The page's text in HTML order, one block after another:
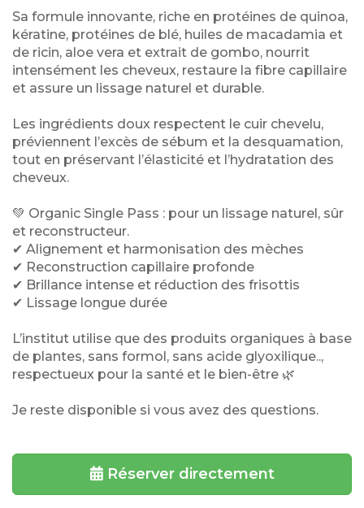
Sa formule innovante, riche en protéines de quinoa,
kératine, protéines de blé, huiles de macadamia et
de ricin, aloe vera et extrait de gombo, nourrit
intensément les cheveux, restaure la fibre capillaire
et assure un lissage naturel et durable.
Les ingrédients doux respectent le cuir chevelu,
préviennent l’excès de sébum et la desquamation,
tout en préservant l’élasticité et l’hydratation des
cheveux.
💚 Organic Single Pass : pour un lissage naturel, sûr
et reconstructeur.
✔ Alignement et harmonisation des mèches
✔ Reconstruction capillaire profonde
✔ Brillance intense et réduction des frisottis
✔ Lissage longue durée
L’institut utilise que des produits organiques à base
de plantes, sans formol, sans acide glyoxilique..,
respectueux pour la santé et le bien-être 🌿
Je reste disponible si vous avez des questions.
Réserver directement